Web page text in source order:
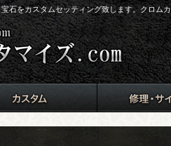
石をカスタムセッティング致します。クロム